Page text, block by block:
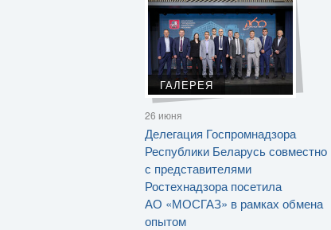
ГАЛЕРЕЯ
26 июня
Делегация Госпромнадзора
Республики Беларусь совместно
с представителями
Ростехнадзора посетила
АО «МОСГАЗ» в рамках обмена
опытом